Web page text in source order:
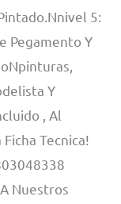
5:
Pegamento Y
Y
, Al
Tecnica!
Nuestros